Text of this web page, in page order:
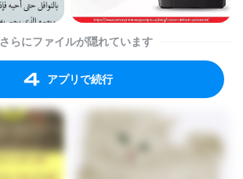
さらにファイルが隠れています
アプリで続行